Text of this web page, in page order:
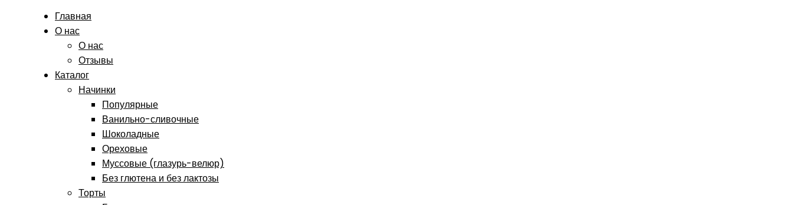
Главная
О нас
О нас
Отзывы
Каталог
Начинки
Популярные
Ванильно-сливочные
Шоколадные
Ореховые
Муссовые (глазурь-велюр)
Без глютена и без лактозы
Торты